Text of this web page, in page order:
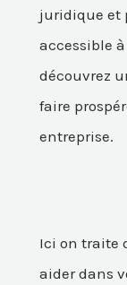
juridique et
accessible
découvrez
faire
entreprise.
Ici on traite
aider dans